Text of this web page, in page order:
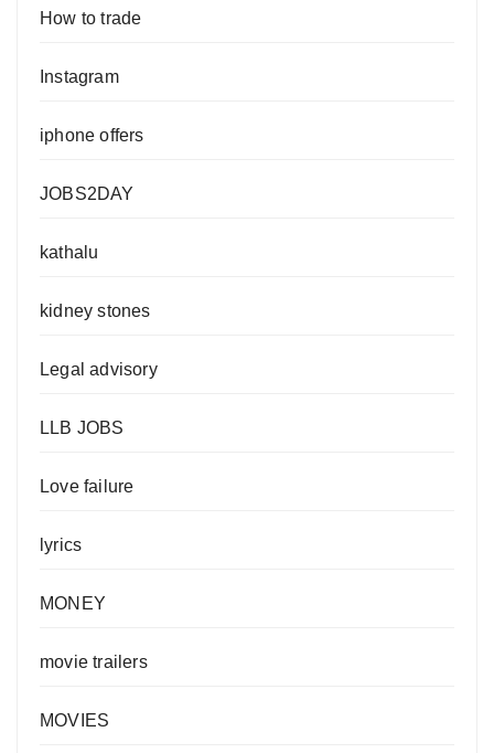
How to trade
Instagram
iphone offers
JOBS2DAY
kathalu
kidney stones
Legal advisory
LLB JOBS
Love failure
lyrics
MONEY
movie trailers
MOVIES